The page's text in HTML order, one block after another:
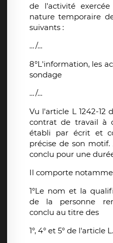
de l'activité
nature temporaire
suivants :
…/…
8°L'information, les
sondage
…/…
Vu l'article L 1242-12
contrat de travail à
établi par écrit et
précise de son
conclu pour une
Il comporte
1°Le nom et la
de la personne
conclu au titre des
1°, 4° et 5° de l'article